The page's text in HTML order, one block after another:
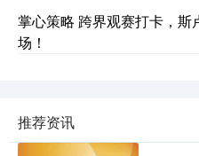
掌心策略 跨界观赛打卡，
场！
推荐资讯